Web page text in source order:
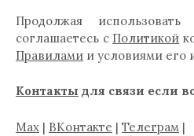
Продолжая
соглашаетесь с Политикой
Правилами и условиями его
Контакты для связи если
Max | ВКонтакте | Телеграм |